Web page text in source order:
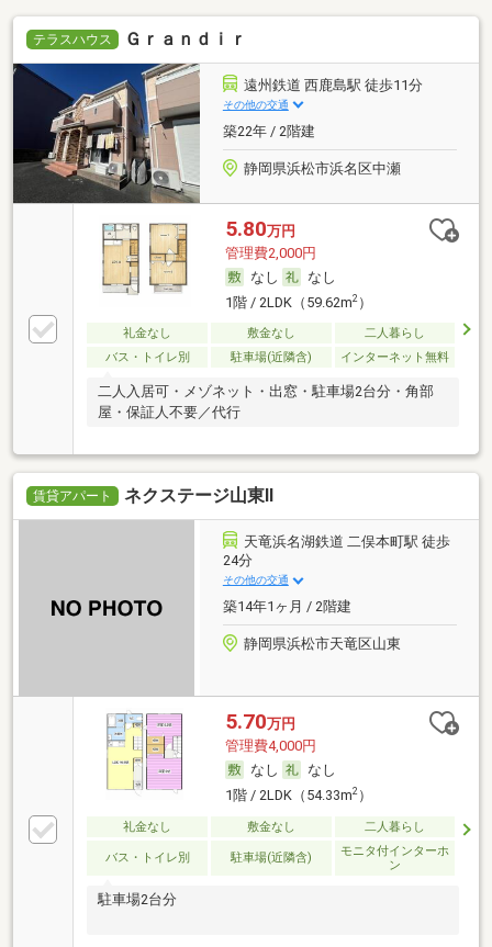
テラスハウス Ｇｒａｎｄｉｒ
遠州鉄道 西鹿島駅 徒歩11分
その他の交通
築22年 / 2階建
静岡県浜松市浜名区中瀬
5.80万円
管理費2,000円
なし
なし
1階 / 2LDK（59.62m2）
礼金なし 敷金なし
二人暮らし
バス・トイレ別
駐車場(近隣含) インターネット無料
二人入居可・メゾネット・出窓・駐車場2台分・角部
屋・保証人不要／代行
賃貸アパート ネクステージ山東Ⅱ
天竜浜名湖鉄道 二俣本町駅 徒歩
24分
その他の交通
築14年1ヶ月 / 2階建
静岡県浜松市天竜区山東
5.70万円
管理費4,000円
なし
なし
1階 / 2LDK（54.33m2）
礼金なし 敷金なし 二人暮らし
バス・トイレ別 駐車場(近隣含)
モニタ付インターホ
ン
駐車場2台分